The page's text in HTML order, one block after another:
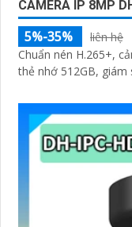
CAMERA IP 8MP
5%-35%
liên hệ
Chuẩn nén H.265+,
thẻ nhớ 512GB,